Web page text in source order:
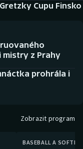
Cupu Finsko
mistry z Prahy
prohrála i
Zobrazit program
BASEBALL A